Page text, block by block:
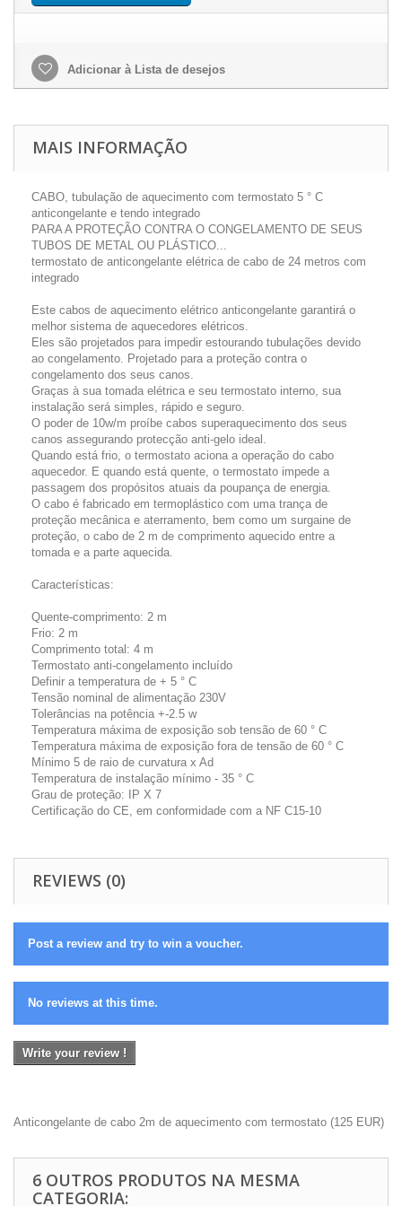
Adicionar à Lista de desejos
MAIS INFORMAÇÃO
CABO, tubulação de aquecimento com termostato 5 ° C
anticongelante e tendo integrado
PARA A PROTEÇÃO CONTRA O CONGELAMENTO DE SEUS
TUBOS DE METAL OU PLÁSTICO...
termostato de anticongelante elétrica de cabo de 24 metros com
integrado
Este cabos de aquecimento elétrico anticongelante garantirá o
melhor sistema de aquecedores elétricos.
Eles são projetados para impedir estourando tubulações devido
ao congelamento. Projetado para a proteção contra o
congelamento dos seus canos.
Graças à sua tomada elétrica e seu termostato interno, sua
instalação será simples, rápido e seguro.
O poder de 10w/m proíbe cabos superaquecimento dos seus
canos assegurando protecção anti-gelo ideal.
Quando está frio, o termostato aciona a operação do cabo
aquecedor. E quando está quente, o termostato impede a
passagem dos propósitos atuais da poupança de energia.
O cabo é fabricado em termoplástico com uma trança de
proteção mecânica e aterramento, bem como um surgaine de
proteção, o cabo de 2 m de comprimento aquecido entre a
tomada e a parte aquecida.
Características:
Quente-comprimento: 2 m
Frio: 2 m
Comprimento total: 4 m
Termostato anti-congelamento incluído
Definir a temperatura de + 5 ° C
Tensão nominal de alimentação 230V
Tolerâncias na potência +-2.5 w
Temperatura máxima de exposição sob tensão de 60 ° C
Temperatura máxima de exposição fora de tensão de 60 ° C
Mínimo 5 de raio de curvatura x Ad
Temperatura de instalação mínimo - 35 ° C
Grau de proteção: IP X 7
Certificação do CE, em conformidade com a NF C15-10
REVIEWS (0)
Post a review and try to win a voucher.
No reviews at this time.
Write your review !
Anticongelante de cabo 2m de aquecimento com termostato (125 EUR)
6 OUTROS PRODUTOS NA MESMA
CATEGORIA: